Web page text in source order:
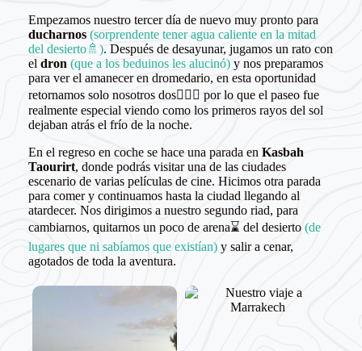
Empezamos nuestro tercer día de nuevo muy pronto para
ducharnos (sorprendente tener agua caliente en la mitad
del desierto🚿). Después de desayunar, jugamos un rato con
el dron (que a los beduinos les alucinó) y nos preparamos
para ver el amanecer en dromedario, en esta oportunidad
retornamos solo nosotros dos🧑‍❤️‍👩 por lo que el paseo fue
realmente especial viendo como los primeros rayos del sol
dejaban atrás el frío de la noche.
En el regreso en coche se hace una parada en Kasbah
Taourirt, donde podrás visitar una de las ciudades
escenario de varias películas de cine. Hicimos otra parada
para comer y continuamos hasta la ciudad llegando al
atardecer. Nos dirigimos a nuestro segundo riad, para
cambiarnos, quitarnos un poco de arena⌛ del desierto (de
lugares que ni sabíamos que existían)y salir a cenar,
agotados de toda la aventura.